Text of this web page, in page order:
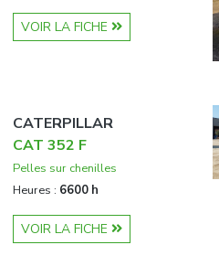
VOIR LA FICHE
CATERPILLAR
CAT 352 F
Pelles sur chenilles
Heures : 6600 h
VOIR LA FICHE